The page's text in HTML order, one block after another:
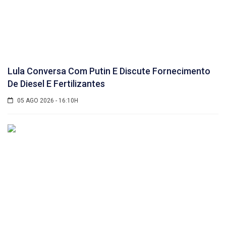
Lula Conversa Com Putin E Discute Fornecimento
De Diesel E Fertilizantes
05 AGO 2026 - 16:10H